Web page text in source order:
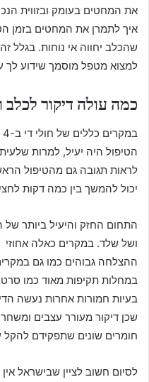
את המחטים בעומק ובזווית
איך לתמרן את המחטים בזמן
שהכלב יחווה אי נוחות. בגלל
למצוא מטפל מוסמך שידוע לך
כמה עולה דיקור
הטיפול היה יעיל, למרות
לראות תגובה גם מהטיפול
יכול להמשך בין כמה דקות
התחום החזק והיעיל ביותר של
ושל שלד. במקרים כאלה אחוזי
ההצלחה גבוהים כמו גם
במחלות תקיפות מאוד כמו
בעיות חמורות אחרות נעשה
שכן דיקור מעורר עצבים
חומרים שונים שתפקידם
לסיום חשוב לציין שבישראל